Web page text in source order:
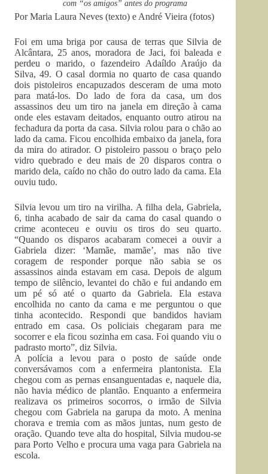
com “os amigos” antes do programa
Por Maria Laura Neves (texto) e André Vieira (fotos)
Foi em uma briga por causa de terras que Silvia de
Alcântara, 25 anos, moradora de Jaci, foi baleada e
perdeu o marido, o fazendeiro Adaíldo Araújo da
Silva, 49. O casal dormia no quarto de casa quando
dois pistoleiros encapuzados desceram de uma moto
para matá-los. Do lado de fora da casa, um dos
assassinos deu um tiro na janela em direção à cama
onde eles estavam deitados, enquanto outro atirou na
fechadura da porta da casa. Silvia rolou para o chão ao
lado da cama. Ficou encolhida embaixo da janela, fora
da mira do atirador. O pistoleiro passou o braço pelo
vidro quebrado e deu mais de 20 disparos contra o
marido dela, caído no chão do outro lado da cama. Ela
ouviu tudo.
Silvia levou um tiro na virilha. A filha dela, Gabriela,
6, tinha acabado de sair da cama do casal quando o
crime aconteceu e ouviu os tiros do seu quarto.
“Quando os disparos acabaram comecei a ouvir a
Gabriela dizer: ‘Mamãe, mamãe’, mas não tive
coragem de responder porque não sabia se os
assassinos ainda estavam em casa. Depois de algum
tempo de silêncio, levantei do chão e fui andando em
um pé só até o quarto da Gabriela. Ela estava
encolhida no canto da cama e me perguntou o que
tinha acontecido. Respondi que bandidos haviam
entrado em casa. Os policiais chegaram para me
socorrer e ela ficou sozinha em casa. Foi quando viu o
padrasto morto”, diz Silvia.
A polícia a levou para o posto de saúde onde
conversávamos com a enfermeira plantonista. Ela
chegou com as pernas ensanguentadas e, naquele dia,
não havia médico de plantão. Enquanto a enfermeira
realizava os primeiros socorros, o irmão de Silvia
chegou com Gabriela na garupa da moto. A menina
chorava e tremia com as mãos juntas, num gesto de
oração. Quando teve alta do hospital, Silvia mudou-se
para Porto Velho e procura uma vaga para Gabriela na
escola.